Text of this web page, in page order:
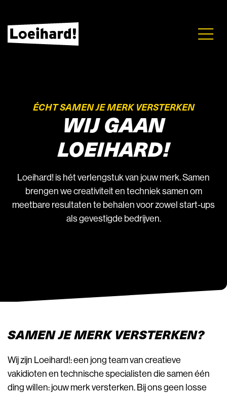
ÉCHT SAMEN JE MERK VERSTERKEN
WIJ GAAN
LOEIHARD!
Loeihard! is hét verlengstuk van jouw merk. Samen
brengen we creativiteit en techniek samen om
meetbare resultaten te behalen voor zowel start-ups
als gevestigde bedrijven.
SAMEN JE MERK VERSTERKEN?
Wij zijn Loeihard!: een jong team van creatieve
vakidioten en technische specialisten die samen één
ding willen: jouw merk versterken. Bij ons geen losse